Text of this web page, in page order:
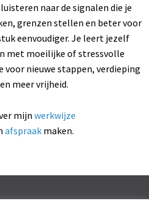
naar de signalen die je
grenzen stellen en beter voor
eenvoudiger. Je leert jezelf
met moeilijke of stressvolle
nieuwe stappen, verdieping
meer vrijheid.
mijnwerkwijze
afspraak maken.